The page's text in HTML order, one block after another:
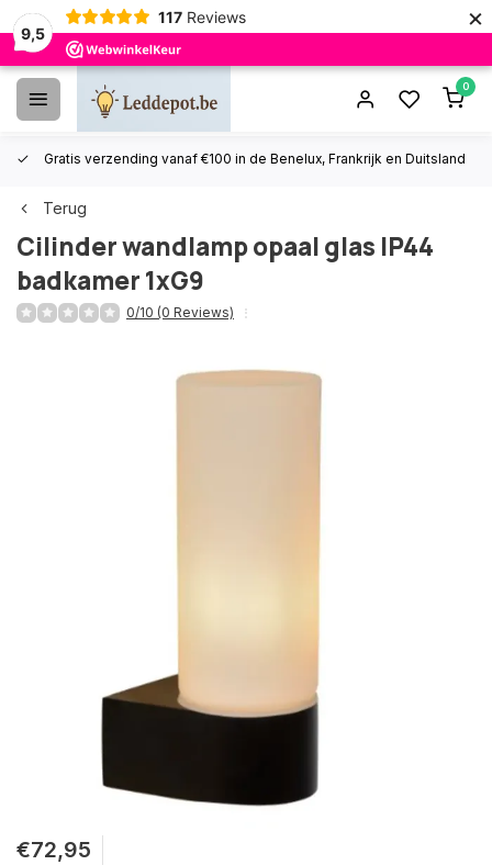
9,5
117 Reviews ×
0
Gratis verzending vanaf €100 in de Benelux, Frankrijk en Duitsland
Terug
Cilinder wandlamp opaal glas IP44
badkamer 1xG9
0/10 (0 Reviews)
€72,95